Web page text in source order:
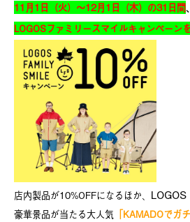
11月1日（火）～12月1日（木）の31日間、
LOGOSファミリースマイルキャンペーンを
店内製品が10%OFFになるほか、 LOGOS
豪華景品が当たる大人気 「KAMADOでガ